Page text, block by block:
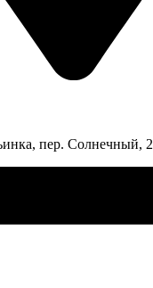
пер. Солнечный, 2